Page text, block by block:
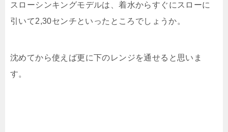
スローシンキングモデルは、着水からすぐにスローに
引いて2,30センチといったところでしょうか。
沈めてから使えば更に下のレンジを通せると思いま
す。